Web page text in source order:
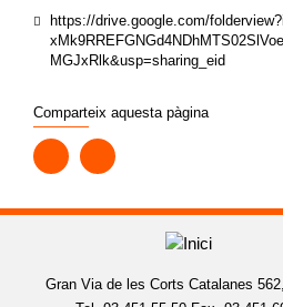
https://drive.google.com/
MGJxRlk&usp=sharing_eid
Comparteix aquesta pàgina
Gran Via de les Corts Catalanes